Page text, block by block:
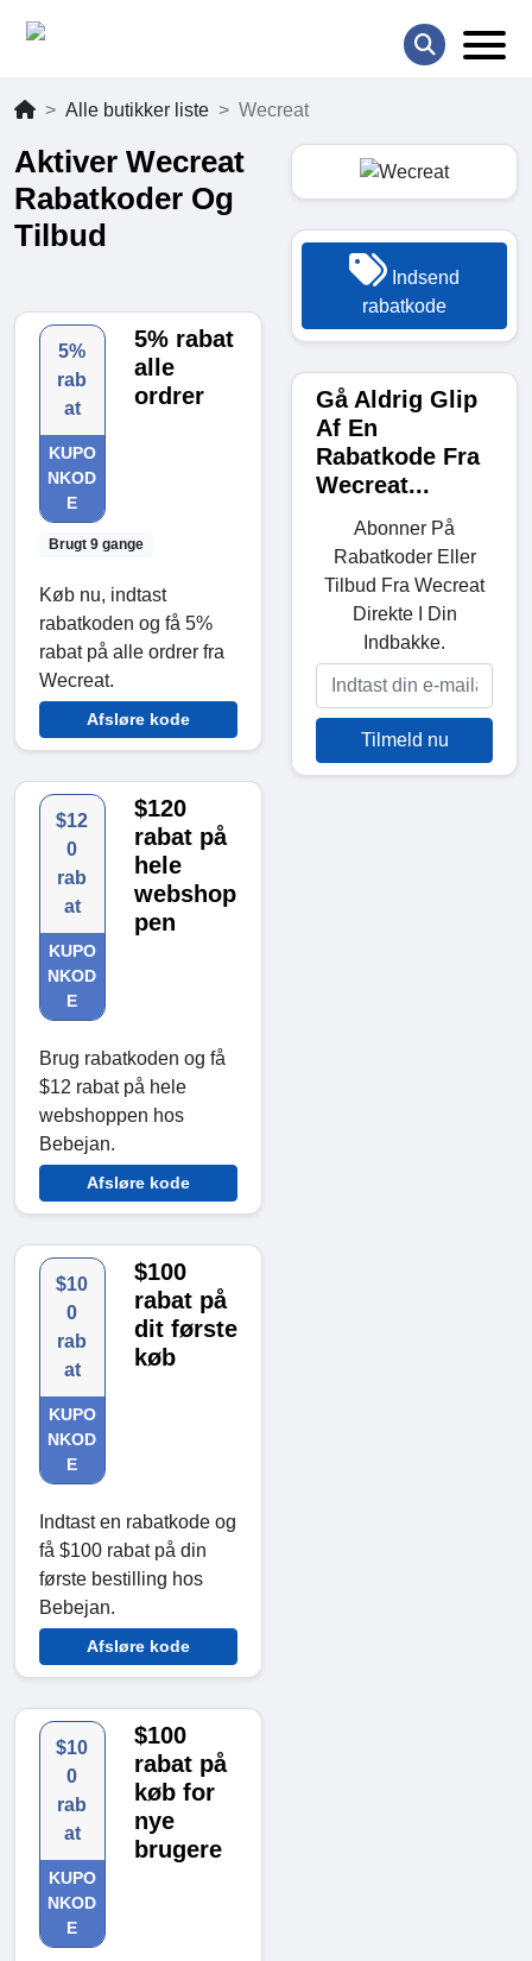
Alle butikker liste Wecreat
Aktiver Wecreat
Rabatkoder Og
Tilbud
5%
rab
at
KUPO
NKOD
E
Brugt 9 gange
5% rabat
alle
ordrer
Køb nu, indtast
rabatkoden og få 5%
rabat på alle ordrer fra
Wecreat.
Afsløre kode
$12
0
rab
at
KUPO
NKOD
E
$120
rabat på
hele
webshop
pen
Brug rabatkoden og få
$12 rabat på hele
webshoppen hos
Bebejan.
Afsløre kode
$10
0
rab
at
KUPO
NKOD
E
$100
rabat på
dit første
køb
Indtast en rabatkode og
få $100 rabat på din
første bestilling hos
Bebejan.
Afsløre kode
$10
0
rab
at
KUPO
NKOD
E
$100
rabat på
køb for
nye
brugere
Indsend
rabatkode
Gå Aldrig Glip
Af En
Rabatkode Fra
Wecreat...
Abonner På
Rabatkoder Eller
Tilbud Fra Wecreat
Direkte I Din
Indbakke.
Tilmeld nu